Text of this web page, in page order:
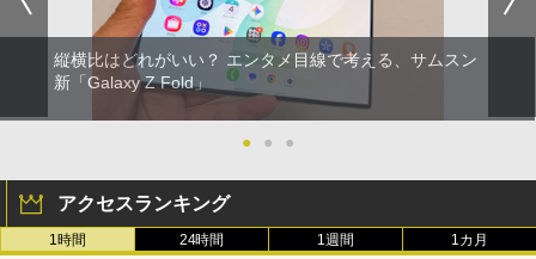
縦横比はどれがいい？ エンタメ目線で考える、サムスン
新「Galaxy Z Fold」
● ● ●
アクセスランキング
1時間 24時間 1週間 1カ月